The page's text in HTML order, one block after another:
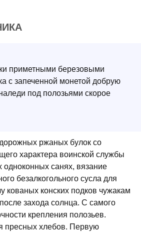
приметными березовыми
с запеченной монетой добрую
под полозьями скорое
ржаных булок со
характера воинской службы
санях, вязание
безалкогольного сусла для
кованых конских подков чужакам
захода солнца. С самого
крепления полозьев.
пресных хлебов. Первую